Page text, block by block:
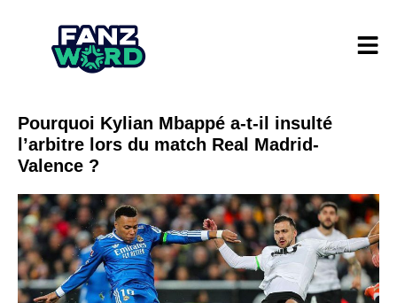
Pourquoi Kylian Mbappé a-t-il insulté
l’arbitre lors du match Real Madrid-
Valence ?